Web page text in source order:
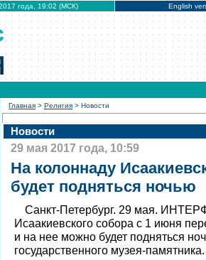
года, 19:02 (МСК) English
Главная > Религия > Новости
Новости
29 мая 2017 года, 10:59
На колоннаду
будет подняться ночью
Санкт-Петербург. 29 мая.
Исаакиевского собора с 1 июня
и на нее можно будет подняться
государственного музея-памятника.